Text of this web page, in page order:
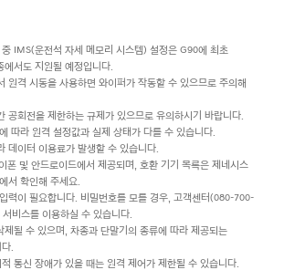
IMS(운전석 자세 메모리 시스템) 설정은 G90에 최초
서도 지원될 예정입니다.
원격 시동을 사용하면 와이퍼가 작동할 수 있으므로 주의해
공회전을 제한하는 규제가 있으므로 유의하시기 바랍니다.
따라 원격 설정값과 실제 상태가 다를 수 있습니다.
데이터 이용료가 발생할 수 있습니다.
폰 및 안드로이드에서 제공되며, 호환 기기 목록은 제네시스
서 확인해 주세요.
력이 필요합니다. 비밀번호를 모를 경우, 고객센터(080-700-
비스를 이용하실 수 있습니다.
될 수 있으며, 차종과 단말기의 종류에 따라 제공되는
.
통신 장애가 있을 때는 원격 제어가 제한될 수 있습니다.